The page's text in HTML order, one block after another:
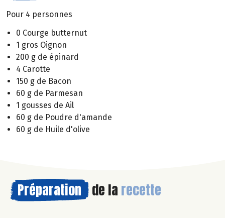
Pour 4 personnes
0 Courge butternut
1 gros Oignon
200 g de épinard
4 Carotte
150 g de Bacon
60 g de Parmesan
1 gousses de Ail
60 g de Poudre d'amande
60 g de Huile d'olive
Préparation de la recette